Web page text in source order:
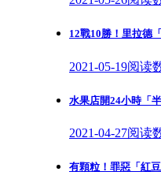
12戰10勝！里拉德
2021-05-19阅读
水果店開24小時「
2021-04-27阅读
有顆粒！罪惡「紅